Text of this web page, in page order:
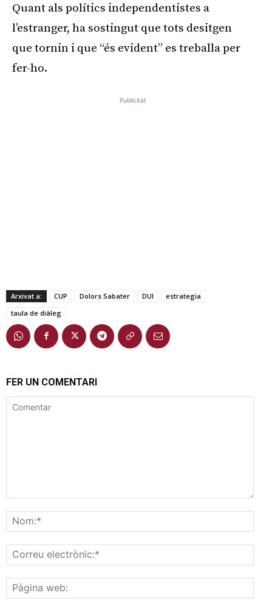
Quant als polítics independentistes a
l’estranger, ha sostingut que tots desitgen
que tornin i que “és evident” es treballa per
fer-ho.
Publicitat
Arxivat a: CUP Dolors Sabater DUI
estrategia
taula de diàleg
FER UN COMENTARI
web: